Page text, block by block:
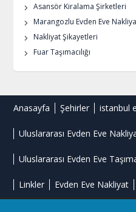
Asansör Kiralama Şirketleri
Marangozlu Evden Eve
Nakliyat Şikayetleri
Fuar Taşımacılığı
Anasayfa Şehirler istanbul
Uluslararası Evden Eve
Uluslararası Evden Eve
Linkler Evden Eve Nakliyat